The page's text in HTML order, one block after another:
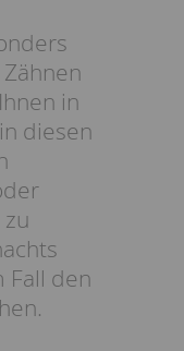
in
diesen
Fall den